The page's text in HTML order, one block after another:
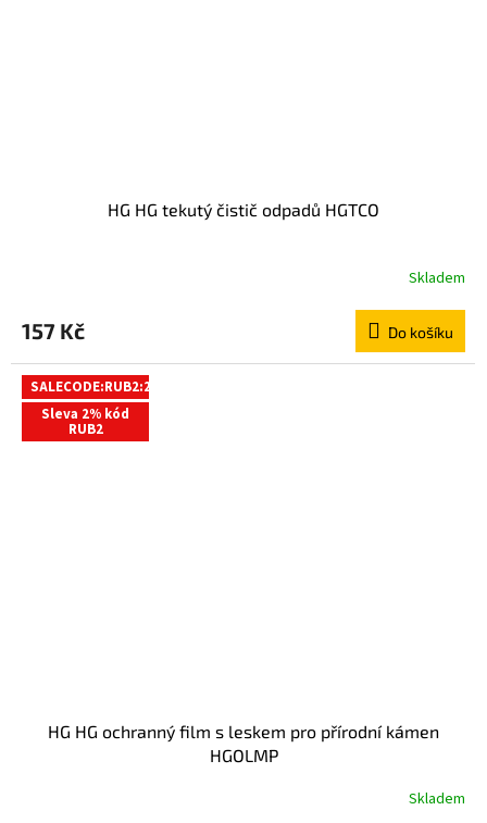
HG HG tekutý čistič odpadů HGTCO
Skladem
157 Kč Do košíku
SALECODE:RUB2:2:%
Sleva 2% kód
RUB2
HG HG ochranný film s leskem pro přírodní kámen
HGOLMP
Skladem